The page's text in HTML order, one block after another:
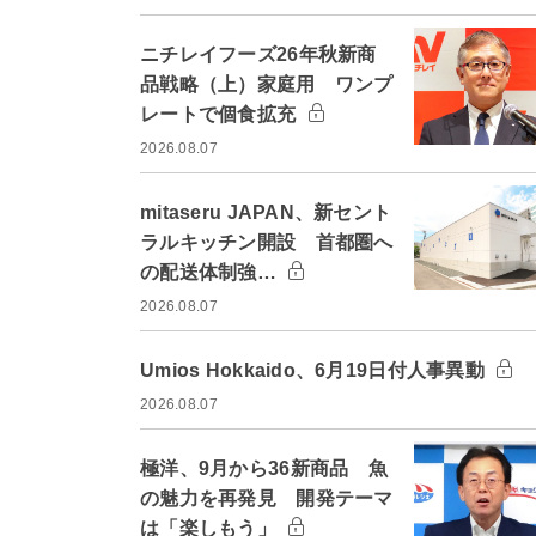
ニチレイフーズ26年秋新商
品戦略（上）家庭用 ワンプ
レートで個食拡充
2026.08.07
mitaseru JAPAN、新セント
ラルキッチン開設 首都圏へ
の配送体制強…
2026.08.07
Umios Hokkaido、6月19日付人事異動
2026.08.07
極洋、9月から36新商品 魚
の魅力を再発見 開発テーマ
は「楽しもう」